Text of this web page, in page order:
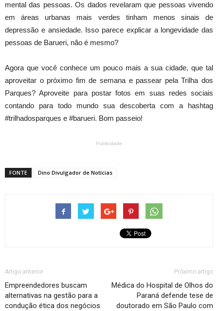
mental das pessoas. Os dados revelaram que pessoas vivendo
em áreas urbanas mais verdes tinham menos sinais de
depressão e ansiedade. Isso parece explicar a longevidade das
pessoas de Barueri, não é mesmo?
Agora que você conhece um pouco mais a sua cidade, que tal
aproveitar o próximo fim de semana e passear pela Trilha dos
Parques? Aproveite para postar fotos em suas redes sociais
contando para todo mundo sua descoberta com a hashtag
#trilhadosparques e #barueri. Bom passeio!
Publicidade
FONTE Dino Divulgador de Notícias
Artigo anterior
Empreendedores buscam
alternativas na gestão para a
condução ética dos negócios
Próximo artigo
Médica do Hospital de Olhos do
Paraná defende tese de
doutorado em São Paulo com